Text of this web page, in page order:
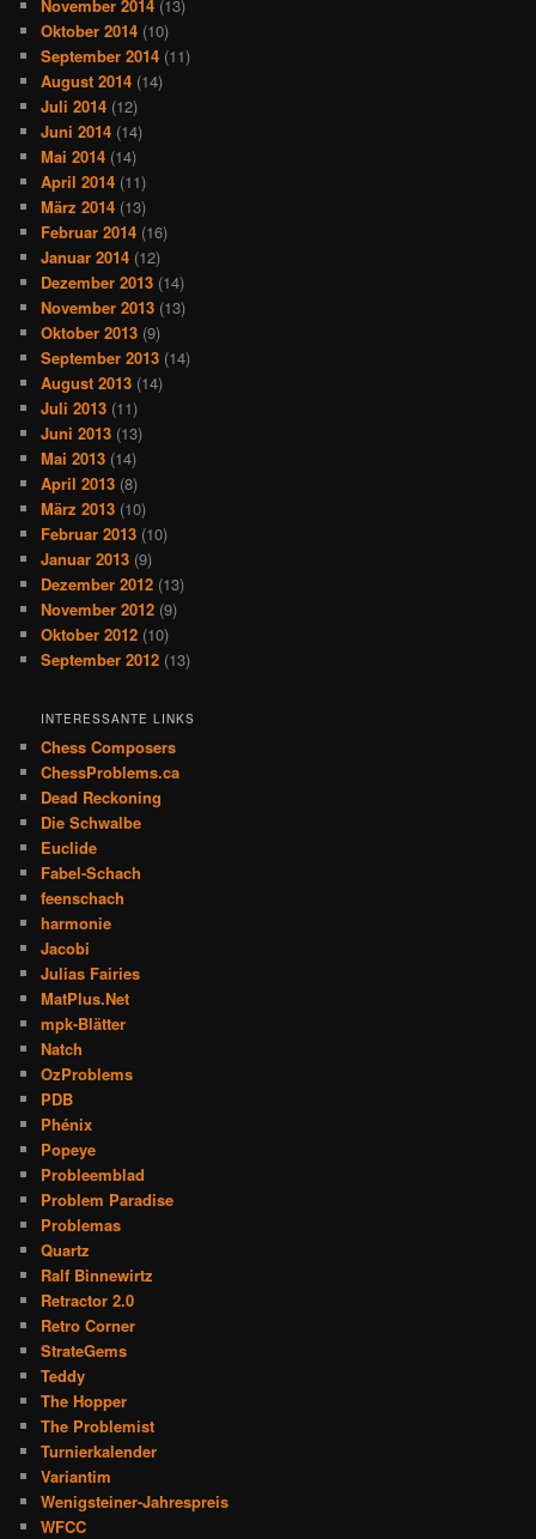
November 2014 (13)
Oktober 2014 (10)
September 2014 (11)
August 2014 (14)
Juli 2014 (12)
Juni 2014 (14)
Mai 2014 (14)
April 2014 (11)
März 2014 (13)
Februar 2014 (16)
Januar 2014 (12)
Dezember 2013 (14)
November 2013 (13)
Oktober 2013 (9)
September 2013 (14)
August 2013 (14)
Juli 2013 (11)
Juni 2013 (13)
Mai 2013 (14)
April 2013 (8)
März 2013 (10)
Februar 2013 (10)
Januar 2013 (9)
Dezember 2012 (13)
November 2012 (9)
Oktober 2012 (10)
September 2012 (13)
INTERESSANTE LINKS
Chess Composers
ChessProblems.ca
Dead Reckoning
Die Schwalbe
Euclide
Fabel-Schach
feenschach
harmonie
Jacobi
Julias Fairies
MatPlus.Net
mpk-Blätter
Natch
OzProblems
PDB
Phénix
Popeye
Probleemblad
Problem Paradise
Problemas
Quartz
Ralf Binnewirtz
Retractor 2.0
Retro Corner
StrateGems
Teddy
The Hopper
The Problemist
Turnierkalender
Variantim
Wenigsteiner-Jahrespreis
WFCC